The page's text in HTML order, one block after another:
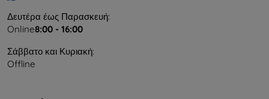
Δευτέρα έως Παρασκευή:
Online8:00 - 16:00
Σάββατο και Κυριακή:
Offline